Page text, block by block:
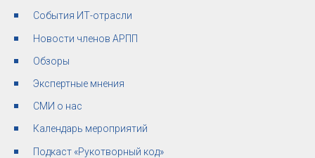
События ИТ-отрасли
Новости членов АРПП
Обзоры
Экспертные мнения
СМИ о нас
Календарь мероприятий
Подкаст «Рукотворный код»